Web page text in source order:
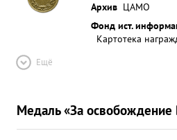
Архив ЦАМО
Фонд ист.
Картотека
Ещё
Медаль «За